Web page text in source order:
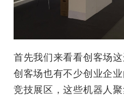
首先我们来看看创客场
创客场也有不少创业企
竞技展区，这些机器人